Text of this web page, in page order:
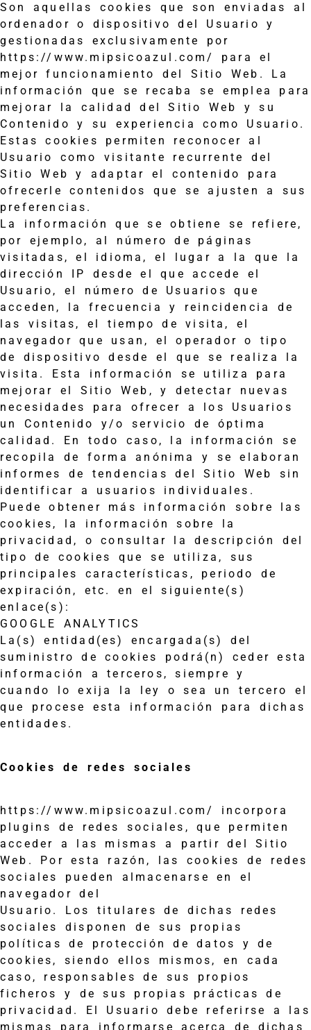
Son aquellas cookies que son enviadas al
ordenador o dispositivo del Usuario y
gestionadas exclusivamente por
https://www.mipsicoazul.com/ para el
mejor funcionamiento del Sitio Web. La
información que se recaba se emplea para
mejorar la calidad del Sitio Web y su
Contenido y su experiencia como Usuario.
Estas cookies permiten reconocer al
Usuario como visitante recurrente del
Sitio Web y adaptar el contenido para
ofrecerle contenidos que se ajusten a sus
preferencias.
La información que se obtiene se refiere,
por ejemplo, al número de páginas
visitadas, el idioma, el lugar a la que la
dirección IP desde el que accede el
Usuario, el número de Usuarios que
acceden, la frecuencia y reincidencia de
las visitas, el tiempo de visita, el
navegador que usan, el operador o tipo
de dispositivo desde el que se realiza la
visita. Esta información se utiliza para
mejorar el Sitio Web, y detectar nuevas
necesidades para ofrecer a los Usuarios
un Contenido y/o servicio de óptima
calidad. En todo caso, la información se
recopila de forma anónima y se elaboran
informes de tendencias del Sitio Web sin
identificar a usuarios individuales.
Puede obtener más información sobre las
cookies, la información sobre la
privacidad, o consultar la descripción del
tipo de cookies que se utiliza, sus
principales características, periodo de
expiración, etc. en el siguiente(s)
enlace(s):
GOOGLE ANALYTICS
La(s) entidad(es) encargada(s) del
suministro de cookies podrá(n) ceder esta
información a terceros, siempre y
cuando lo exija la ley o sea un tercero el
que procese esta información para dichas
entidades.
Cookies de redes sociales
https://www.mipsicoazul.com/ incorpora
plugins de redes sociales, que permiten
acceder a las mismas a partir del Sitio
Web. Por esta razón, las cookies de redes
sociales pueden almacenarse en el
navegador del
Usuario. Los titulares de dichas redes
sociales disponen de sus propias
políticas de protección de datos y de
cookies, siendo ellos mismos, en cada
caso, responsables de sus propios
ficheros y de sus propias prácticas de
privacidad. El Usuario debe referirse a las
mismas para informarse acerca de dichas